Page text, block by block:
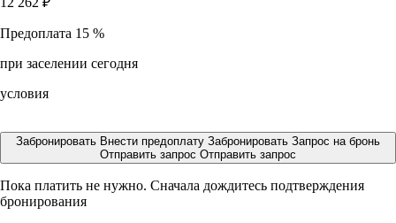
Предоплата 15 %
при заселении сегодня
условия
Забронировать Внести предоплату Забронировать Запрос на бронь
Отправить запрос Отправить запрос
Пока платить не нужно. Сначала дождитесь подтверждения
бронирования